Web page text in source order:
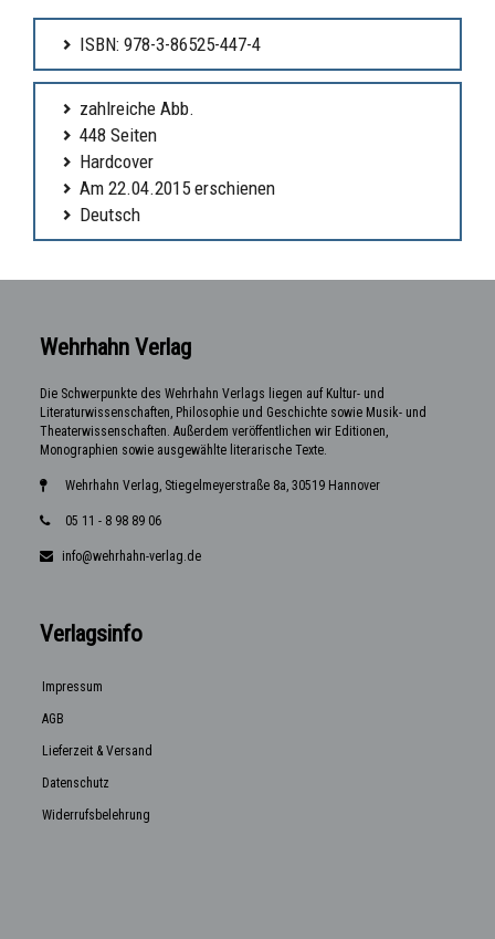
ISBN: 978-3-86525-447-4
zahlreiche Abb.
448 Seiten
Hardcover
Am 22.04.2015 erschienen
Deutsch
Wehrhahn Verlag
Die Schwerpunkte des Wehrhahn Verlags liegen auf Kultur- und
Literaturwissenschaften, Philosophie und Geschichte sowie Musik- und
Theaterwissenschaften. Außerdem veröffentlichen wir Editionen,
Monographien sowie ausgewählte literarische Texte.
Wehrhahn Verlag, Stiegelmeyerstraße 8a, 30519 Hannover
05 11 - 8 98 89 06
info@wehrhahn-verlag.de
Verlagsinfo
Impressum
AGB
Lieferzeit & Versand
Datenschutz
Widerrufsbelehrung